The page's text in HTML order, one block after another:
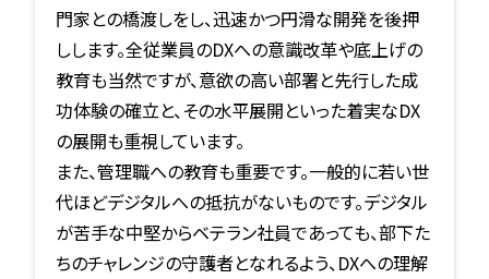
門家との橋渡しをし、迅速かつ円滑な開発を後押
しします。全従業員のDXへの意識改革や底上げの
教育も当然ですが、意欲の高い部署と先行した成
功体験の確立と、その水平展開といった着実なDX
の展開も重視しています。
また、管理職への教育も重要です。一般的に若い世
代ほどデジタルへの抵抗がないものです。デジタル
が苦手な中堅からベテラン社員であっても、部下た
ちのチャレンジの守護者となれるよう、DXへの理解